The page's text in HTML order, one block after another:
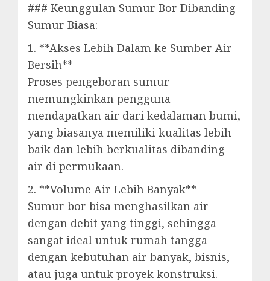
### Keunggulan Sumur Bor Dibanding
Sumur Biasa:
1. **Akses Lebih Dalam ke Sumber Air
Bersih**
Proses pengeboran sumur
memungkinkan pengguna
mendapatkan air dari kedalaman bumi,
yang biasanya memiliki kualitas lebih
baik dan lebih berkualitas dibanding
air di permukaan.
2. **Volume Air Lebih Banyak**
Sumur bor bisa menghasilkan air
dengan debit yang tinggi, sehingga
sangat ideal untuk rumah tangga
dengan kebutuhan air banyak, bisnis,
atau juga untuk proyek konstruksi.